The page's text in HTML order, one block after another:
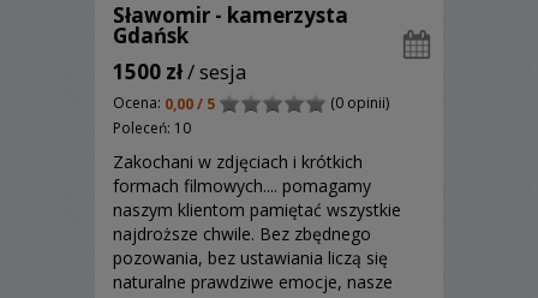
Sławomir - kamerzysta
Gdańsk
1500 zł/ sesja
Ocena: 0,00 / 5
(0 opinii)
Poleceń: 10
Zakochani w zdjęciach i krótkich
formach filmowych.... pomagamy
naszym klientom pamiętać wszystkie
najdroższe chwile. Bez zbędnego
pozowania, bez ustawiania liczą się
naturalne prawdziwe emocje, nasze